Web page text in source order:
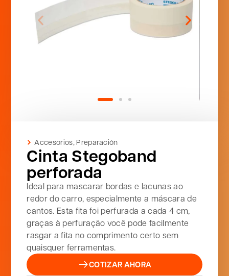
Accesorios,Preparación
Cinta Stegoband
perforada
Ideal para mascarar bordas e lacunas ao
redor do carro, especialmente a máscara de
cantos. Esta fita foi perfurada a cada 4 cm,
graças à perfuração você pode facilmente
rasgar a fita no comprimento certo sem
quaisquer ferramentas.
COTIZAR AHORA